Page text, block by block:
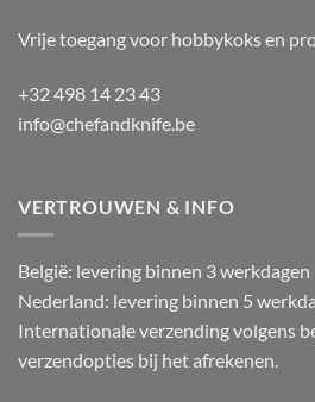
Vrije toegang voor hobbykoks en
+32 498 14 23 43
info@chefandknife.be
VERTROUWEN & INFO
België: levering binnen 3 werkdagen
Nederland: levering binnen 5
Internationale verzending volgens
verzendopties bij het afrekenen.